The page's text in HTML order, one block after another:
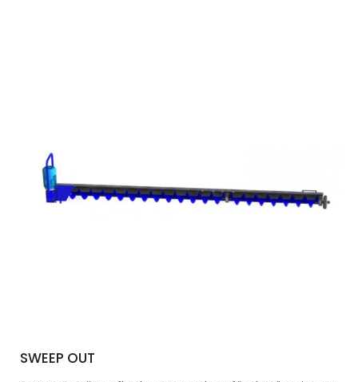
SWEEP OUT